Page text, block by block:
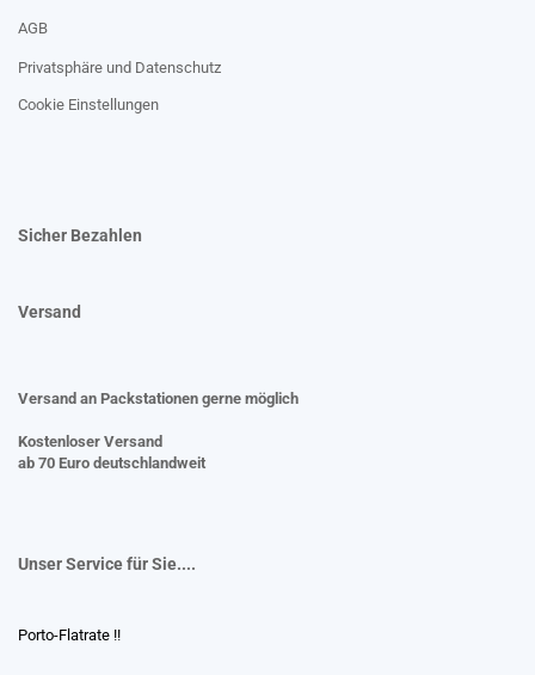
AGB
Privatsphäre und Datenschutz
Cookie Einstellungen
Sicher Bezahlen
Versand
Versand an Packstationen gerne möglich
Kostenloser Versand
ab 70 Euro deutschlandweit
Unser Service für Sie....
Porto-Flatrate !!